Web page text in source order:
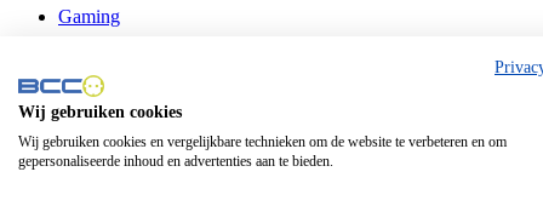
Gaming
Philips
Schermgrootte 24 Inch
Wij gebruiken cookies
Wij gebruiken cookies en vergelijkbare technieken om de website te verbeteren en om
gepersonaliseerde inhoud en advertenties aan te bieden.